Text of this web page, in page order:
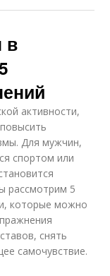
в
активности,
Для мужчин,
спортом или
рассмотрим 5
которые можно
снять
самочувствие.